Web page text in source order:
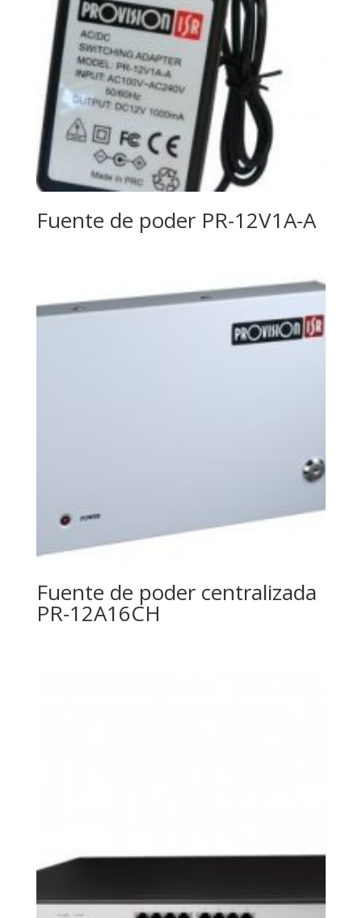
Fuente de poder PR-12V1A-A
Fuente de poder centralizada
PR-12A16CH